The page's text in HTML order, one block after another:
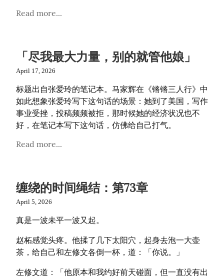
Read more...
「尽我最大力量，别的就管他娘」
April 17, 2026
标题出自张爱玲的笔记本。马家辉在《锵锵三人行》中
如此想象张爱玲写下这句话的场景：她到了美国，写作
事业受挫，投稿频频被拒，那时候她的经济状况也不
好，在笔记本写下这句话，仿佛给自己打气。
Read more...
缠绕的时间绳结：第73章
April 5, 2026
真是一波未平一波又起。
赵柘感觉头疼。他揉了几下太阳穴，起身去泡一大壶
茶，给自己和左修文各倒一杯，道：「你说。」
左修文道：「他原本和我约好前天碰面，但一直没有出